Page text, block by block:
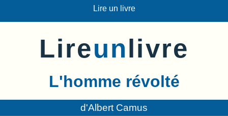
Lire un livre
Lireunlivre
L'homme révolté
d'Albert Camus